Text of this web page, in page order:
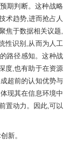
期判断。这种战略
术趋势,进而抢占人
焦于数据相关议题,
性识别,从而为人工
路径感知。这种战
度,也有助于在资源
超前的认知优势与
现其在信息环境中
置动力。因此,可以
新。